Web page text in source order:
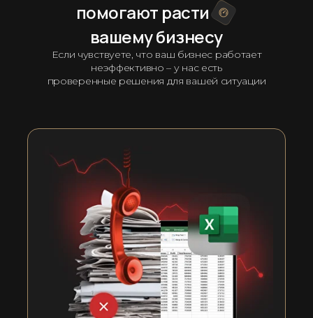
помогают расти
вашему бизнесу
Если чувствуете, что ваш бизнес работает
неэффективно – у нас есть
проверенные решения для вашей ситуации